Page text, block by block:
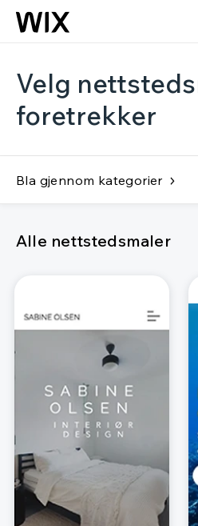
Velg
foretrekker
Bla gjennom kategorier
Alle nettstedsmaler